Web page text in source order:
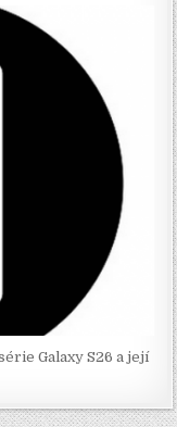
Galaxy S26 a její